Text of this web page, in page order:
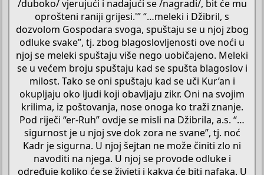
/duboko/ vjerujući i nadajući se /nagradi/, bit će mu
oprošteni raniji grijesi.'” “…meleki i Džibril, s
dozvolom Gospodara svoga, spuštaju se u njoj zbog
odluke svake”, tj. zbog blagoslovljenosti ove noći u
njoj se meleki spuštaju više nego uobičajeno. Meleki
se u većem broju spuštaju kad se spušta blagoslov i
milost. Tako se oni spuštaju kad se uči Kur’an i
okupljaju oko ljudi koji obavljaju zikr. Oni na svojim
krilima, iz poštovanja, nose onoga ko traži znanje.
Pod riječi “er-Ruh” ovdje se misli na Džibrila, a.s. “…
sigurnost je u njoj sve dok zora ne svane”, tj. noć
Kadr je sigurna. U njoj šejtan ne može činiti zlo ni
navoditi na njega. U njoj se provode odluke i
određuje koliko će se živjeti i kakva će biti nafaka. U